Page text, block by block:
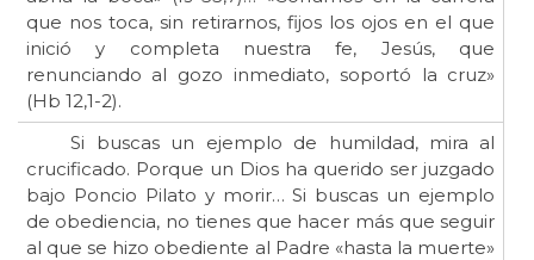
que nos toca, sin retirarnos, fijos los ojos en el que
inició y completa nuestra fe, Jesús, que
renunciando al gozo inmediato, soportó la cruz»
(Hb 12,1-2).
Si buscas un ejemplo de humildad, mira al
crucificado. Porque un Dios ha querido ser juzgado
bajo Poncio Pilato y morir… Si buscas un ejemplo
de obediencia, no tienes que hacer más que seguir
al que se hizo obediente al Padre «hasta la muerte»